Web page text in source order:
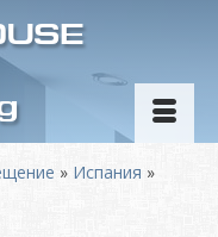
» Испания »